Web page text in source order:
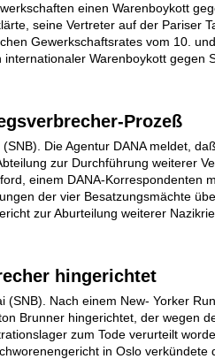
einen Warenboykott
seine Vertreter auf der Pariser
Gewerkschaftsrates vom 10.
internationaler Warenboykott gegen
Prozeß
Die Agentur DANA meldet,
zur Durchführung weiterer
einem DANA-Korrespondenten
der vier Besatzungsmächte
zur Aburteilung weiterer
hingerichtet
(SNB). Nach einem New- Yorker
Brunner hingerichtet, der wegen
zum Tode verurteilt
in Oslo verkündete